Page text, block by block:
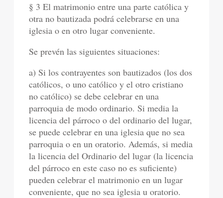
§ 3 El matrimonio entre una parte católica y
otra no bautizada podrá celebrarse en una
iglesia o en otro lugar conveniente.
Se prevén las siguientes situaciones:
a) Si los contrayentes son bautizados (los dos
católicos, o uno católico y el otro cristiano
no católico) se debe celebrar en una
parroquia de modo ordinario. Si media la
licencia del párroco o del ordinario del lugar,
se puede celebrar en una iglesia que no sea
parroquia o en un oratorio. Además, si media
la licencia del Ordinario del lugar (la licencia
del párroco en este caso no es suficiente)
pueden celebrar el matrimonio en un lugar
conveniente, que no sea iglesia u oratorio.